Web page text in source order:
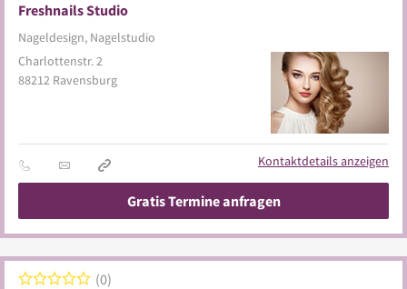
Freshnails Studio
Nageldesign, Nagelstudio
Charlottenstr. 2
88212 Ravensburg
Kontaktdetails anzeigen
Gratis Termine anfragen
0